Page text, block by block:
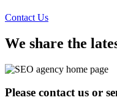
Contact Us
We share the
Please contact us or